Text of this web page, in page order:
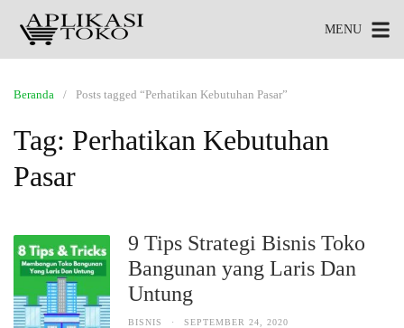
MENU
Beranda Posts tagged “Perhatikan Kebutuhan Pasar”
Tag: Perhatikan Kebutuhan
Pasar
9 Tips Strategi Bisnis Toko
Bangunan yang Laris Dan
Untung
BISNIS · SEPTEMBER 24, 2020